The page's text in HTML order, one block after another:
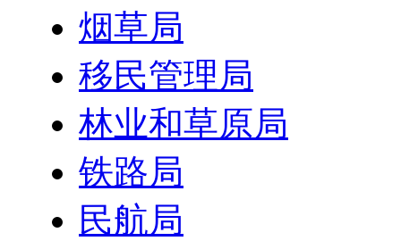
烟草局
移民管理局
林业和草原局
铁路局
民航局